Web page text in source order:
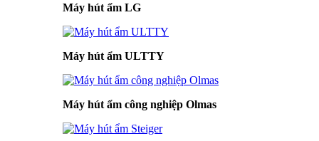
Máy hút ẩm LG
Máy hút ẩm ULTTY
Máy hút ẩm công nghiệp Olmas